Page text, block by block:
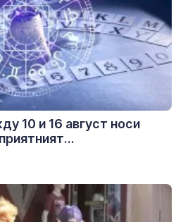
10 и 16 август носи